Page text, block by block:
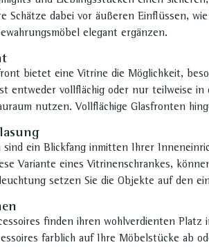
Schätze dabei vor äußeren Einflüssen,
elegant ergänzen.
bietet eine Vitrine die Möglichkeit,
entweder vollflächig oder nur teilweise
nutzen. Vollflächige Glasfronten
sind ein Blickfang inmitten Ihrer
Variante eines Vitrinenschrankes,
setzen Sie die Objekte auf den
finden ihren wohlverdienten
farblich auf Ihre Möbelstücke ab